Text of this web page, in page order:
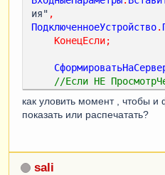
ия" ,
ПодключенноеУстройство.
КонецЕсли;
//Если НЕ
Тогда
ПродажиКлиент
как уловить момент , чтобы и
показать или распечатать?
sali